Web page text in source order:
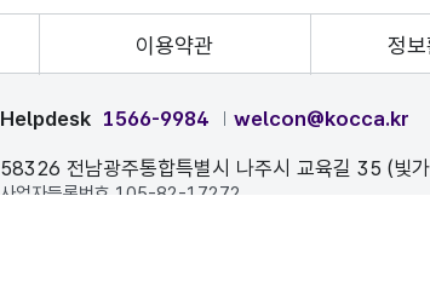
이용약관 정
Helpdesk 1566-9984 welcon@kocca.kr
58326 전남광주통합특별시 나주시 교육길 35 (빛
사업자등록번호 105-82-17272